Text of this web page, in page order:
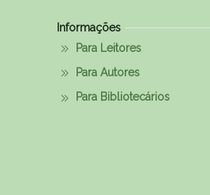
Informações
Para Leitores
Para Autores
Para Bibliotecários